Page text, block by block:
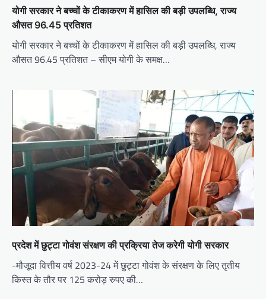
योगी सरकार ने बच्चों के टीकाकरण में हासिल की बड़ी उपलब्धि, राज्य
औसत 96.45 प्रतिशत
योगी सरकार ने बच्चों के टीकाकरण में हासिल की बड़ी उपलब्धि, राज्य
औसत 96.45 प्रतिशत – सीएम योगी के समक्ष…
प्रदेश में छुट्टा गोवंश संरक्षण की प्रक्रिया तेज करेगी योगी सरकार
-मौजूदा वित्तीय वर्ष 2023-24 में छुट्टा गोवंश के संरक्षण के लिए तृतीय
किस्त के तौर पर 125 करोड़ रुपए की…